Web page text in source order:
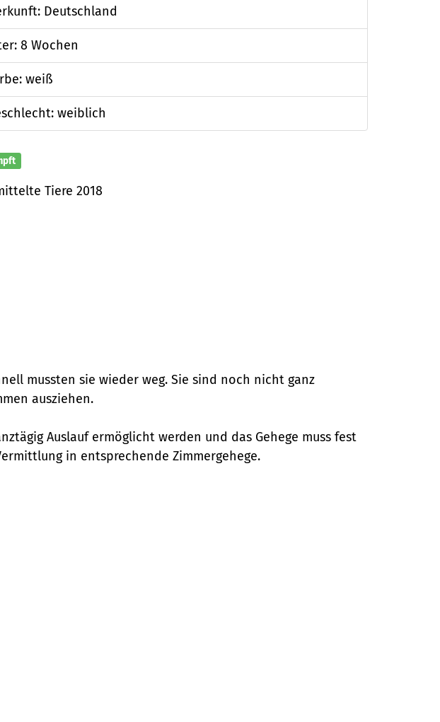
Deutschland
8 Wochen
weiß
weiblich
Tiere 2018
mussten sie wieder weg. Sie sind noch nicht ganz
ausziehen.
Auslauf ermöglicht werden und das Gehege muss fest
in entsprechende Zimmergehege.